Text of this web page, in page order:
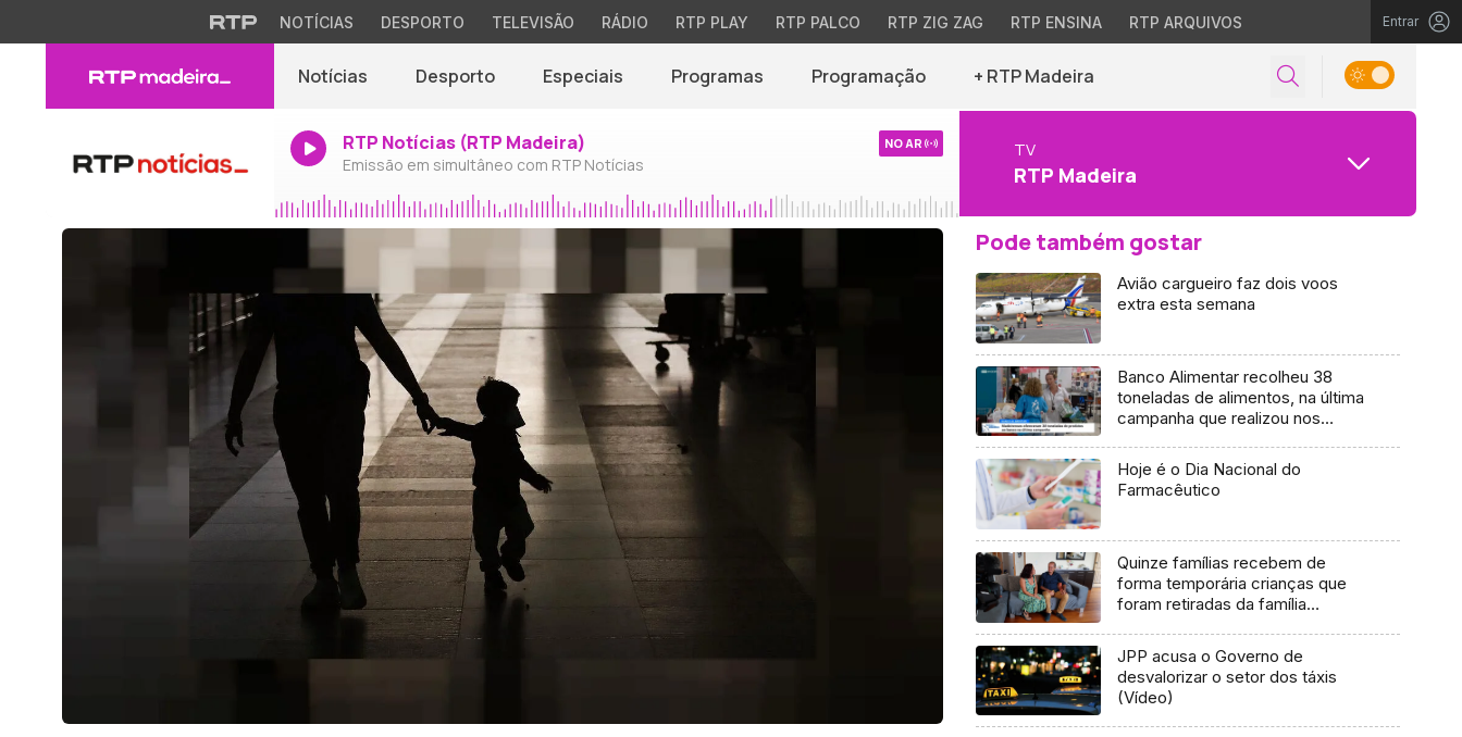
NOTÍCIAS DESPORTO TELEVISÃO RÁDIO RTP PLAY RTP PALCO RTP ZIG ZAG RTP ENSINA RTP ARQUIVOS Entrar
Notícias Desporto Especiais Programas Programação + RTP Madeira
RTP Notícias (RTP Madeira)
Emissão em simultâneo com RTP Notícias
NO AR TV
RTP Madeira
Pode também gostar
Avião cargueiro faz dois voos
extra esta semana
Banco Alimentar recolheu 38
toneladas de alimentos, na última
campanha que realizou nos
Hoje é o Dia Nacional do
Farmacêutico
Quinze famílias recebem de
forma temporária crianças que
foram retiradas da família
JPP acusa o Governo de
desvalorizar o setor dos táxis
(Vídeo)